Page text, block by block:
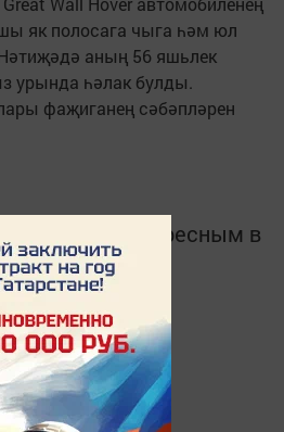
як полосага чыга һәм юл
аның 56 яшьлек
урында һәлак булды.
фаҗиганең сәбәпләрен
и интересным в
в
MАХ: